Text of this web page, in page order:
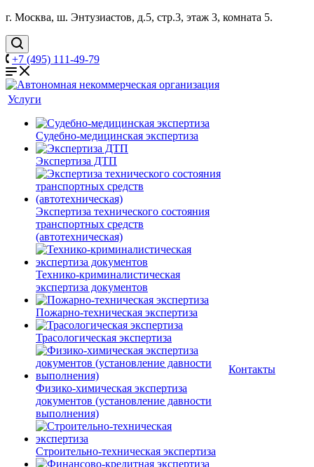
г. Москва, ш. Энтузиастов, д.5, стр.3, этаж 3, комната 5.
+7 (495) 111-49-79
Услуги
Судебно-медицинская экспертиза
Экспертиза ДТП
Экспертиза технического состояния
транспортных средств
(автотехническая)
Технико-криминалистическая
экспертиза документов
Пожарно-техническая экспертиза
Трасологическая экспертиза
Физико-химическая экспертиза
документов (установление давности
выполнения)
Строительно-техническая экспертиза
Контакты